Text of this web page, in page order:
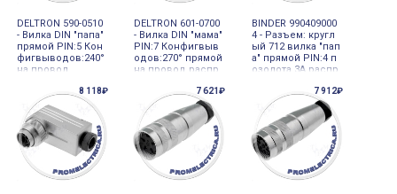
DELTRON 590-0510
- Вилка DIN "папа"
прямой PIN:5 Кон
фигвыводов:240°
на провод
DELTRON 601-0700
- Вилка DIN "мама"
PIN:7 Конфигвыв
одов:270° прямой
на провод распр
BINDER 990409000
4 - Разъем: кругл
ый 712 вилка "пап
а" прямой PIN:4 п
озолота 3А распр
8 118₽ 7 621₽ 7 912₽